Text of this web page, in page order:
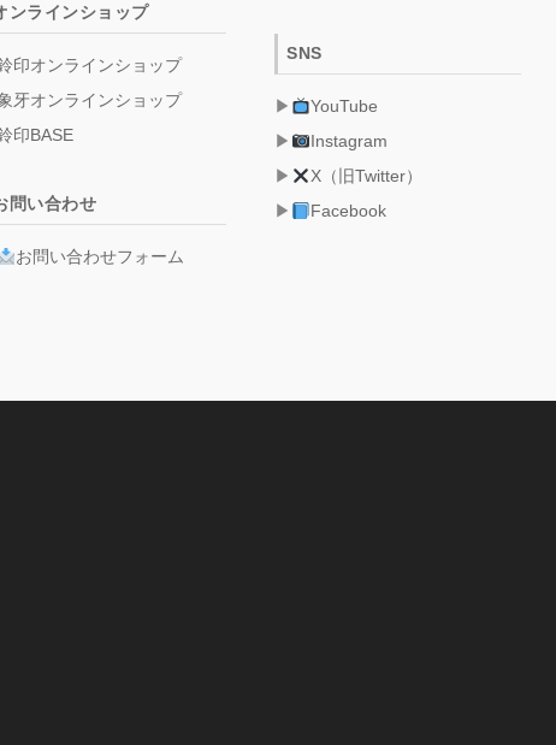
ンラインショップ
印オンラインショップ
牙オンラインショップ
印BASE
問い合わせ
お問い合わせフォーム
SNS
YouTube
Instagram
X（旧Twitter）
Facebook